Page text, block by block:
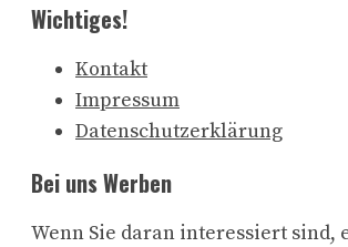
Wichtiges!
Kontakt
Impressum
Datenschutzerklärung
Bei uns Werben
Wenn Sie daran interessiert sind,